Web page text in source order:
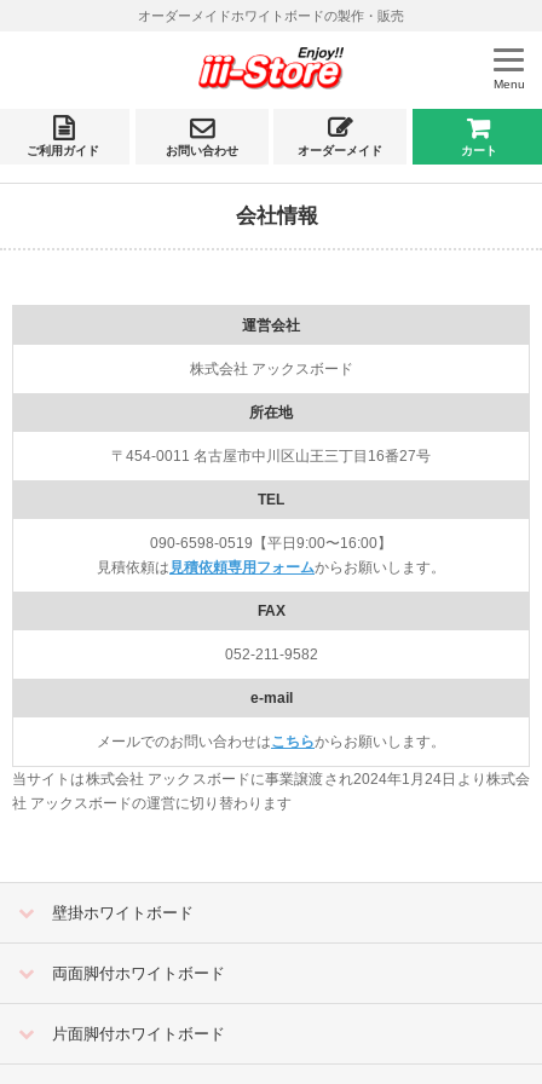
オーダーメイドホワイトボードの製作・販売
ご利用ガイド お問い合わせ オーダーメイド カート
Menu
会社情報
運営会社
株式会社 アックスボード
所在地
〒454-0011 名古屋市中川区山王三丁目16番27号
TEL
090-6598-0519【平日9:00〜16:00】
見積依頼は 見積依頼専用フォームからお願いします。
FAX
052-211-9582
e-mail
メールでのお問い合わせはこちらからお願いします。
当サイトは株式会社 アックスボードに事業譲渡され2024年1月24日より株式会
社 アックスボードの運営に切り替わります
壁掛ホワイトボード
両面脚付ホワイトボード
片面脚付ホワイトボード